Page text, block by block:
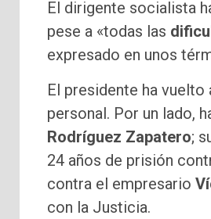
El dirigente socialista
pese a «todas las
expresado en unos
El presidente ha
personal. Por un lado,
Rodríguez Zapatero;
24 años de prisión
contra el empresario
con la Justicia.